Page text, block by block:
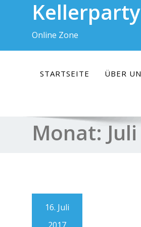
Kellerparty
Online Zone
STARTSEITE ÜBER
Monat:
16. Juli